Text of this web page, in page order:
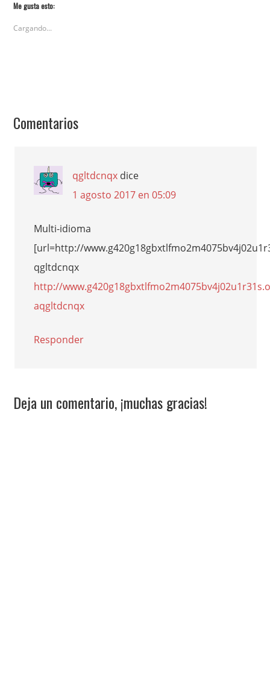
Me gusta esto:
Cargando...
Comentarios
qgltdcnqx dice
1 agosto 2017 en 05:09
Multi-idioma
[url=http://
qgltdcnqx
http://
aqgltdcnqx
Responder
Deja un comentario, ¡muchas gracias!